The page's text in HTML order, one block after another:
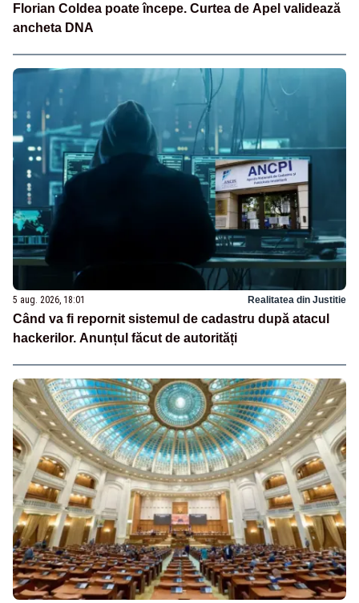
Florian Coldea poate începe. Curtea de Apel validează
ancheta DNA
5 aug. 2026, 18:01 Realitatea din Justitie
Când va fi repornit sistemul de cadastru după atacul
hackerilor. Anunțul făcut de autorități